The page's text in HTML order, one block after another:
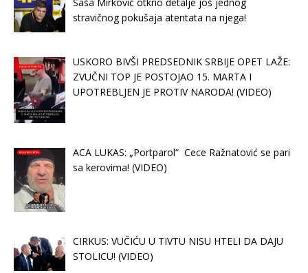
stravičnog pokušaja atentata na njega!
USKORO BIVŠI PREDSEDNIK SRBIJE OPET LAŽE:
ZVUČNI TOP JE POSTOJAO 15. MARTA I
UPOTREBLJEN JE PROTIV NARODA! (VIDEO)
ACA LUKAS: „Portparol“ Cece Ražnatović se pari
sa kerovima! (VIDEO)
CIRKUS: VUČIĆU U TIVTU NISU HTELI DA DAJU
STOLICU! (VIDEO)